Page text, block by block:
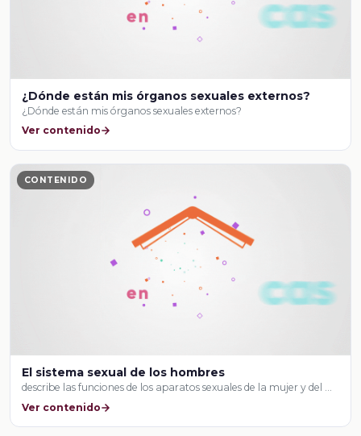
¿Dónde están mis órganos sexuales externos?
¿Dónde están mis órganos sexuales externos?
Ver contenido
CONTENIDO
El sistema sexual de los hombres
describe las funciones de los aparatos sexuales de la mujer y del …
Ver contenido